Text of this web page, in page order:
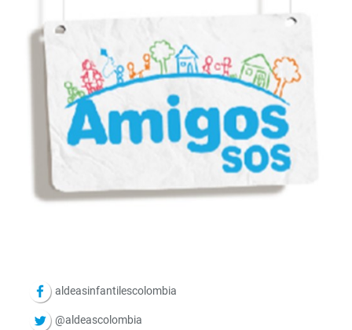
aldeasinfantilescolombia
@aldeascolombia